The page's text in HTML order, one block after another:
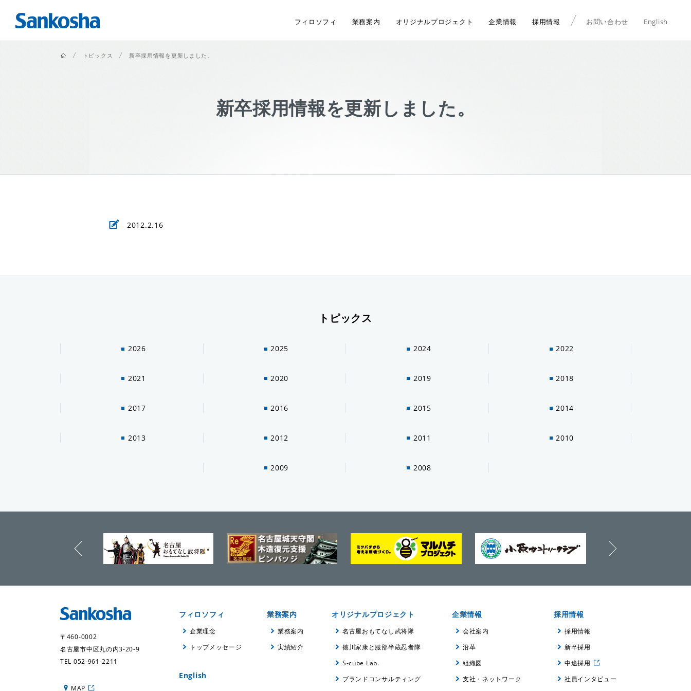
フィロソフィ 業務案内 オリジナルプロジェクト 企業情報 採用情報 お問い合わせ English
ホーム トピックス 新卒採用情報を更新しました。
新卒採用情報を更新しました。
2012.2.16
トピックス
2026 2025 2024 2022
2021 2020 2019 2018
2017 2016 2015 2014
2013 2012 2011 2010
2009 2008
〒460-0002
名古屋市中区丸の内3-20-9
TEL 052-961-2211
MAP
フィロソフィ
企業理念
トップメッセージ
業務案内
業務案内
実績紹介
オリジナルプロジェクト
名古屋おもてなし武将隊
徳川家康と服部半蔵忍者隊
S-cube Lab.
ブランドコンサルティング
企業情報
会社案内
沿革
組織図
支社・ネットワーク
採用情報
採用情報
新卒採用
中途採用
社員インタビュー
English